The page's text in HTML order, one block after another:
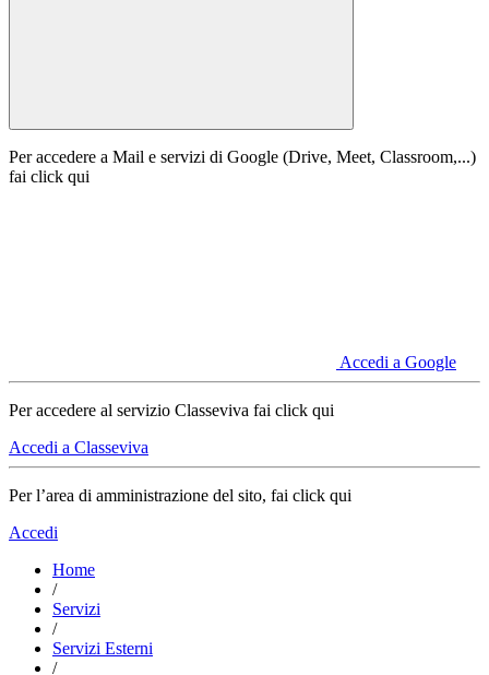
Per accedere a Mail e servizi di Google (Drive, Meet, Classroom,...)
fai click qui
Accedi a Google
Per accedere al servizio Classeviva fai click qui
Accedi a Classeviva
Per l’area di amministrazione del sito, fai click qui
Accedi
Home
/
Servizi
/
Servizi Esterni
/